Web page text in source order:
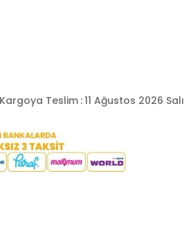
Teslim:11 Ağustos 2026 Salı